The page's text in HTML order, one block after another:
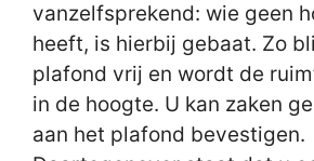
vanzelfsprekend: wie geen
heeft, is hierbij gebaat. Zo
plafond vrij en wordt de
in de hoogte. U kan zaken
aan het plafond bevestigen.